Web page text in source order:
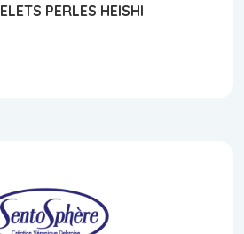
PERLES HEISHI